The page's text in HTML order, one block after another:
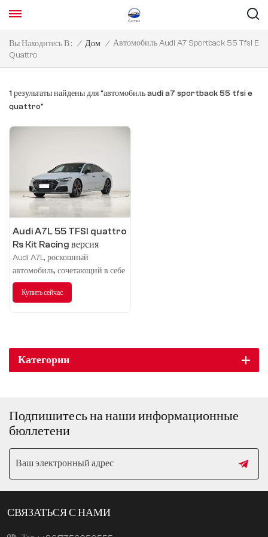
Вы Находитесь В : / Дом / Автомобиль Audi A7 Sportback 55 Tfsi E
Quattro
1 результаты найдены для "автомобиль audi a7 sportback 55 tfsi e
quattro"
Audi A7L 55 TFSI quattro
Rs Kit Racing версия
Audi A7L, роскошный
автомобиль, сочетающий в себе
элегантный стиль и спортивные
характеристики, предлагает вам
впечатлениям от вождения.
Купить сейчас
Категории
Подпишитесь на наши информационные
бюллетени
СВЯЗАТЬСЯ С НАМИ